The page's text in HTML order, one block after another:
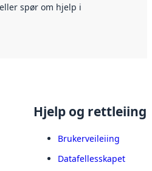
spør om hjelp i
Hjelp og rettleiing
Brukerveileiing
Datafellesskapet